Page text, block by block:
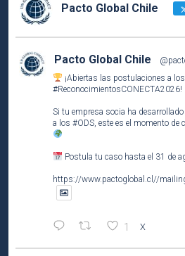
Pacto Global Chile
Pacto Global Chile
¡Abiertas las postulaciones a los
#ReconocimientosCONECTA2026!
Si tu empresa socia ha
a los #ODS , este es el momento
Postula tu caso hasta el 31 de
https://www.pactoglobal.cl//
1 X